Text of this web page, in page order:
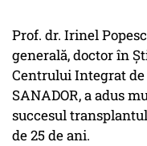
Prof. dr. Irinel
generală, doctor în
Centrului Integrat
SANADOR, a adus
succesul
de 25 de ani.